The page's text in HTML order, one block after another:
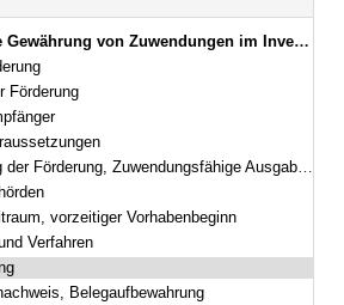
von Zuwendungen im Investitionsprogramm Startchancen
Förderung
Förderung, Zuwendungsfähige Ausgaben
vorzeitiger Vorhabenbeginn
Verfahren
Belegaufbewahrung